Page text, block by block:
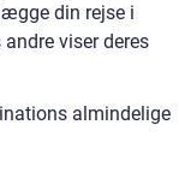
din rejse i
viser deres
almindelige